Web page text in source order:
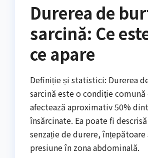
Durerea de
sarcină: Ce
ce apare
Definiție și statistici: Durerea
sarcină este o condiție comună
afectează aproximativ 50%
însărcinate. Ea poate fi
senzație de durere, înțepătoare
presiune în zona abdominală.